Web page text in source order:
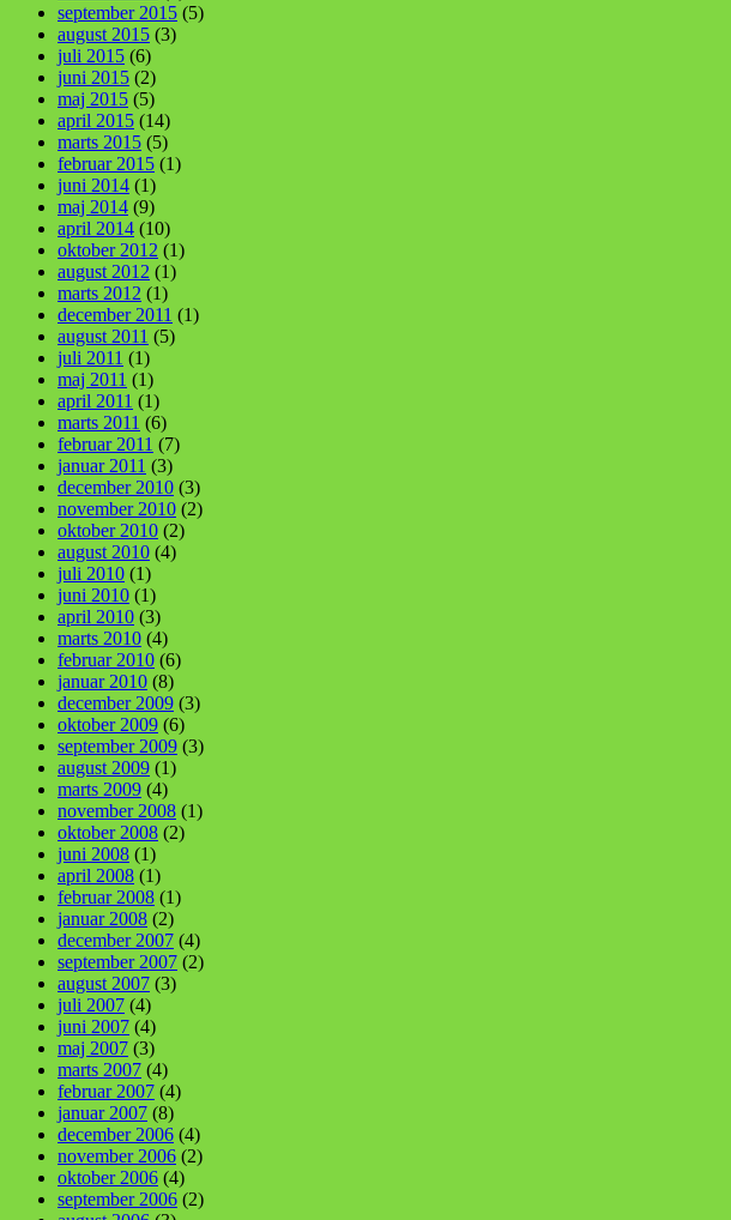
september 2015 (5)
august 2015 (3)
juli 2015 (6)
juni 2015 (2)
maj 2015 (5)
april 2015 (14)
marts 2015 (5)
februar 2015 (1)
juni 2014 (1)
maj 2014 (9)
april 2014 (10)
oktober 2012 (1)
august 2012 (1)
marts 2012 (1)
december 2011 (1)
august 2011 (5)
juli 2011 (1)
maj 2011 (1)
april 2011 (1)
marts 2011 (6)
februar 2011 (7)
januar 2011 (3)
december 2010 (3)
november 2010 (2)
oktober 2010 (2)
august 2010 (4)
juli 2010 (1)
juni 2010 (1)
april 2010 (3)
marts 2010 (4)
februar 2010 (6)
januar 2010 (8)
december 2009 (3)
oktober 2009 (6)
september 2009 (3)
august 2009 (1)
marts 2009 (4)
november 2008 (1)
oktober 2008 (2)
juni 2008 (1)
april 2008 (1)
februar 2008 (1)
januar 2008 (2)
december 2007 (4)
september 2007 (2)
august 2007 (3)
juli 2007 (4)
juni 2007 (4)
maj 2007 (3)
marts 2007 (4)
februar 2007 (4)
januar 2007 (8)
december 2006 (4)
november 2006 (2)
oktober 2006 (4)
september 2006 (2)